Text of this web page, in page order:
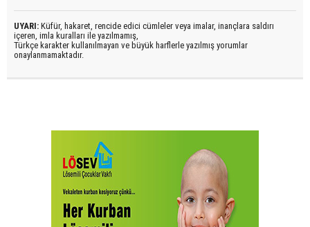
UYARI: Küfür, hakaret, rencide edici cümleler veya imalar, inançlara saldırı
içeren, imla kuralları ile yazılmamış,
Türkçe karakter kullanılmayan ve büyük harflerle yazılmış yorumlar
onaylanmamaktadır.